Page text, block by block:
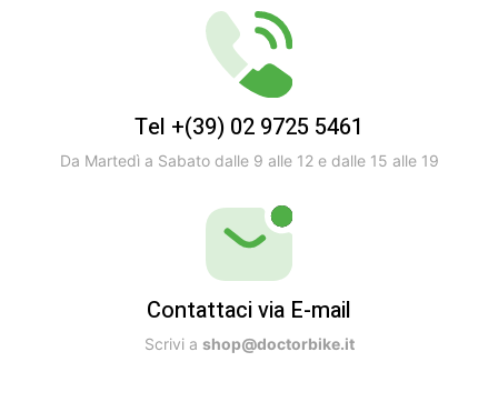
Tel +(39) 02 9725 5461
Da Martedì a Sabato dalle 9 alle 12 e dalle 15 alle 19
Contattaci via E-mail
Scrivi a shop@doctorbike.it